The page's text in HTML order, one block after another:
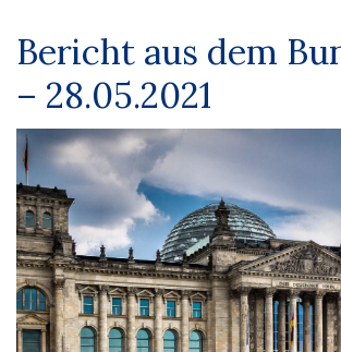
Bericht aus dem
– 28.05.2021